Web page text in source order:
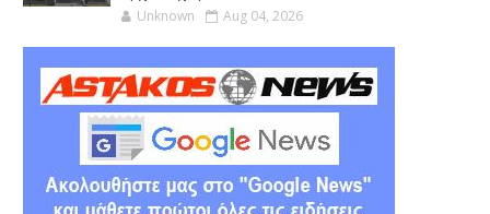
Unknown Aug 04, 2026